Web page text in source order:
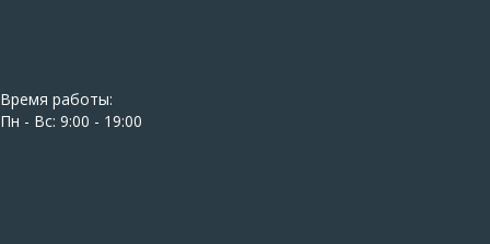
Время работы:
Пн - Вс: 9:00 - 19:00